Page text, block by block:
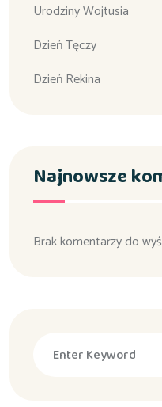
Urodziny Wojtusia
Dzień Tęczy
Dzień Rekina
Najnowsze
Brak komentarzy do